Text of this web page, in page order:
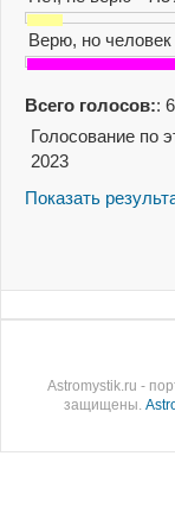
Верю, но
Всего голосов::
Голосование по
2023
Показать
Astromystik.ru -
защищены.